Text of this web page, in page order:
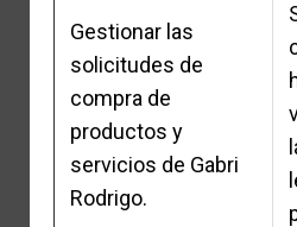
Gestionar las
solicitudes de
compra de
productos y
servicios de Gabri
Rodrigo.